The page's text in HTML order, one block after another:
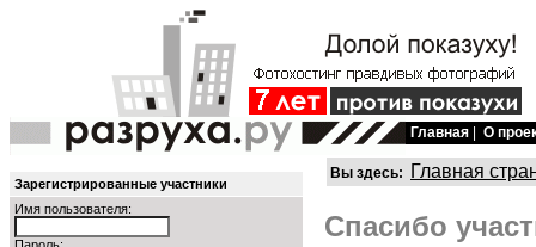
Главная О
Зарегистрированные участники
Имя пользователя:
Вы здесь: Главная
Спасибо